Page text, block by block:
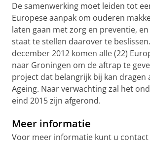
De samenwerking moet leiden tot
Europese aanpak om ouderen
laten gaan met zorg en preventie,
staat te stellen daarover te
december 2012 komen alle (22)
naar Groningen om de aftrap te
project dat belangrijk bij kan dragen
Ageing. Naar verwachting zal het
eind 2015 zijn afgerond.
Meer informatie
Voor meer informatie kunt u